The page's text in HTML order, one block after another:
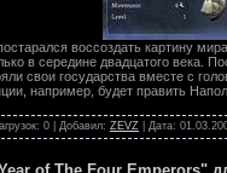
воссоздать картину
в середине двадцатого века.
свои государства вместе с
например, будет править
0 | Добавил: ZEVZ | Дата: